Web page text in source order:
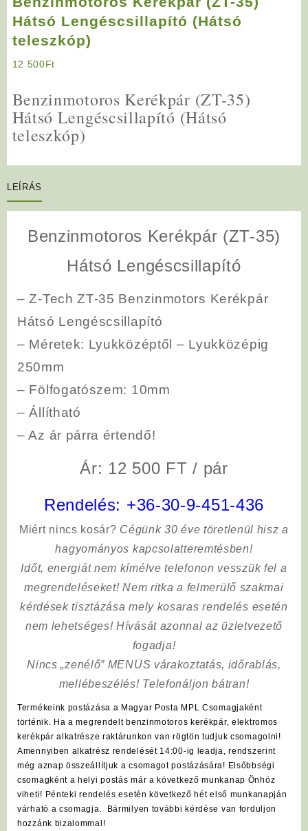
Hátsó Lengéscsillapító (Hátsó
teleszkóp)
12 500Ft
Benzinmotoros Kerékpár (ZT-35)
Hátsó Lengéscsillapító (Hátsó
teleszkóp)
LEÍRÁS
Benzinmotoros Kerékpár (ZT-35)
Hátsó Lengéscsillapító
– Z-Tech ZT-35 Benzinmotors Kerékpár
Hátsó Lengéscsillapító
– Méretek: Lyukközéptől – Lyukközépig
250mm
– Fölfogatószem: 10mm
– Állítható
– Az ár párra értendő!
Ár: 12 500 FT / pár
Rendelés: +36-30-9-451-436
Miért nincs kosár? Cégünk 30 éve töretlenül hisz a
hagyományos kapcsolatteremtésben!
Időt, energiát nem kímélvetelefonon vesszük fel a
megrendeléseket! Nem ritka a felmerülő szakmai
kérdések tisztázása mely kosaras rendelés esetén
nem lehetséges! Hívását azonnal az üzletvezető
fogadja!
Nincs „zenélő” MENÜS várakoztatás, időrablás,
mellébeszélés! Telefonáljon bátran!
Termékeink postázása a Magyar Posta MPL Csomagjaként
történik. Ha a megrendelt benzinmotoros kerékpár, elektromos
kerékpár alkatrésze raktárunkon van rögtön tudjuk csomagolni!
Amennyiben alkatrész rendelését 14:00-ig leadja, rendszerint
még aznap összeállítjuk a csomagot postázására! Elsőbbségi
csomagként a helyi postás már a következő munkanap Önhöz
viheti! Pénteki rendelés esetén következő hét első munkanapján
várható a csomagja. Bármilyen további kérdése van forduljon
hozzánk bizalommal!